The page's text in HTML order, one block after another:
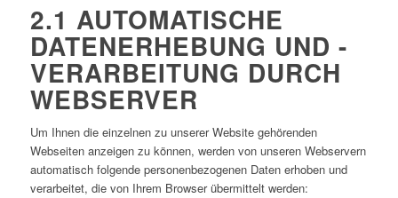
2.1 AUTOMATISCHE
DATENERHEBUNG UND -
VERARBEITUNG DURCH
WEBSERVER
Um Ihnen die einzelnen zu unserer Website gehörenden
Webseiten anzeigen zu können, werden von unseren Webservern
automatisch folgende personenbezogenen Daten erhoben und
verarbeitet, die von Ihrem Browser übermittelt werden: